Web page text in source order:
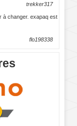
trekker317
à changer. exapaq est
flo198338